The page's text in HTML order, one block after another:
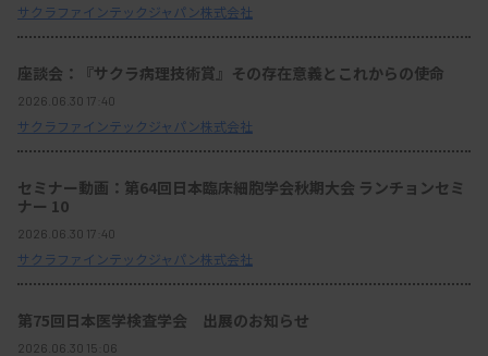
サクラファインテックジャパン株式会社
座談会：『サクラ病理技術賞』その存在意義とこれからの使命
2026.06.30 17:40
サクラファインテックジャパン株式会社
セミナー動画：第64回日本臨床細胞学会秋期大会 ランチョンセミ
ナー 10
2026.06.30 17:40
サクラファインテックジャパン株式会社
第75回日本医学検査学会 出展のお知らせ
2026.06.30 15:06